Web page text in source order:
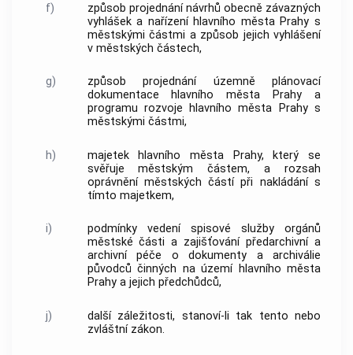
f)
způsob projednání návrhů obecně závazných
vyhlášek a nařízení hlavního města Prahy s
městskými částmi a způsob jejich vyhlášení
v městských částech,
g)
způsob projednání územně plánovací
dokumentace hlavního města Prahy a
programu rozvoje
hlavního města Prahys
městskými částmi,
h) majetek hlavního města Prahy, který se
svěřuje městským částem, a rozsah
oprávnění městských částí při nakládání s
tímto majetkem,
i)
podmínky vedení spisové služby orgánů
městské části a zajišťování předarchivní a
archivní péče o dokumenty a archiválie
původců činných na území hlavního města
Prahya jejich předchůdců,
j)
další záležitosti, stanoví-li tak tento nebo
zvláštní zákon.